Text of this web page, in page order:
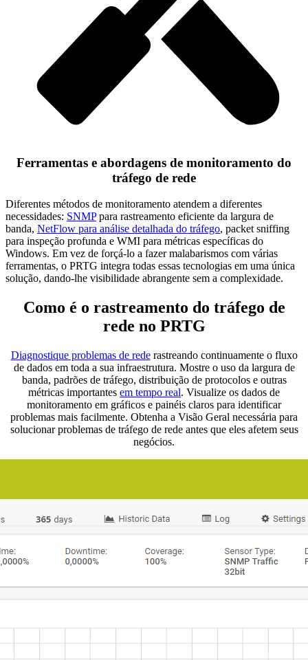
Ferramentas e abordagens de monitoramento do
tráfego de rede
Diferentes métodos de monitoramento atendem a diferentes
necessidades: SNMPpara rastreamento eficiente da largura de
banda, NetFlow para análise detalhada do tráfego, packet sniffing
para inspeção profunda e WMI para métricas específicas do
Windows. Em vez de forçá-lo a fazer malabarismos com várias
ferramentas, o PRTG integra todas essas tecnologias em uma única
solução, dando-lhe visibilidade abrangente sem a complexidade.
Como é o rastreamento do tráfego de
rede no PRTG
Diagnostique problemas de rederastreando continuamente o fluxo
de dados em toda a sua infraestrutura. Mostre o uso da largura de
banda, padrões de tráfego, distribuição de protocolos e outras
métricas importantes em tempo real. Visualize os dados de
monitoramento em gráficos e painéis claros para identificar
problemas mais facilmente. Obtenha a Visão Geral necessária para
solucionar problemas de tráfego de rede antes que eles afetem seus
negócios.